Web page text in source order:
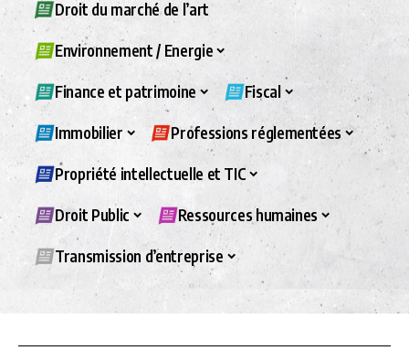
Droit du marché de l’art
Environnement / Energie
Finance et patrimoine Fiscal
Immobilier Professions réglementées
Propriété intellectuelle et TIC
Droit Public Ressources humaines
Transmission d’entreprise